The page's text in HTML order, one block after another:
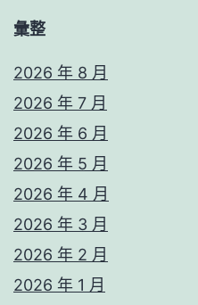
彙整
2026 年 8 月
2026 年 7 月
2026 年 6 月
2026 年 5 月
2026 年 4 月
2026 年 3 月
2026 年 2 月
2026 年 1 月